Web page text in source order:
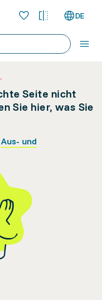
DE
Seite nicht
Sie hier, was Sie
Aus- und